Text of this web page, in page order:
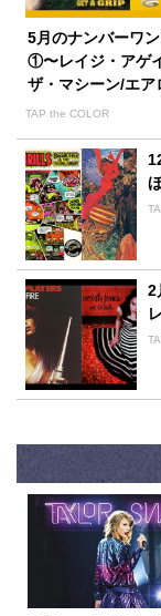
5月のナンバーワ
①〜レイジ・アゲ
ザ・マシーン/エア
ほか
TAP the COLOR
2